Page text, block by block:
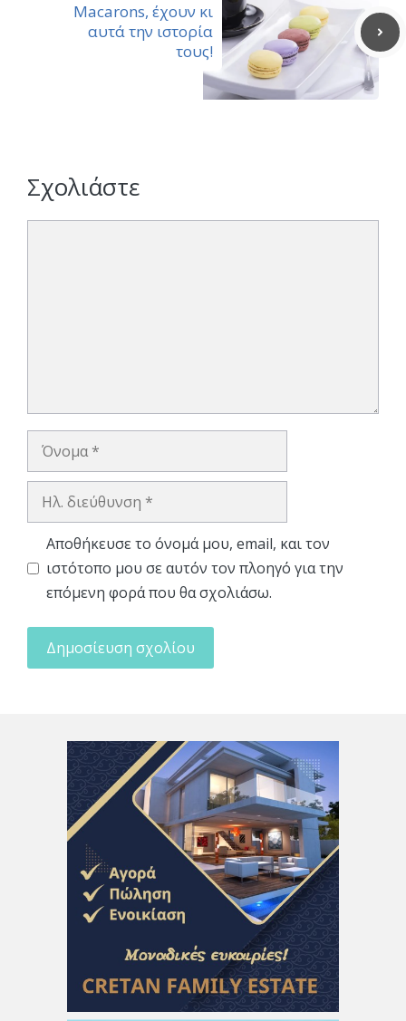
Macarons, έχουν κι
αυτά την ιστορία
τους!
Σχολιάστε
Όνομα
Ηλ.
Αποθήκευσε το όνομά μου, email, και τον
ιστότοπο μου σε αυτόν τον πλοηγό για την
επόμενη φορά που θα σχολιάσω.